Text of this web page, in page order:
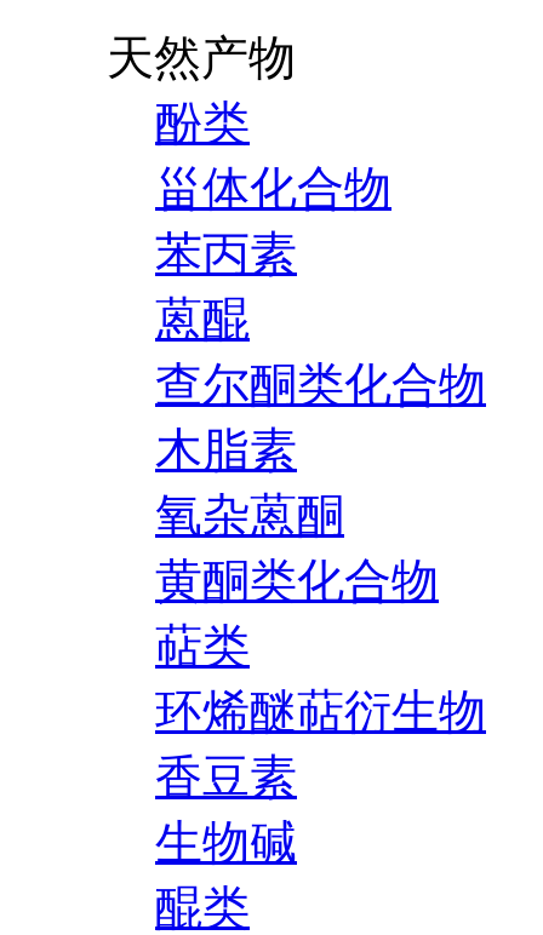
天然产物
酚类
甾体化合物
苯丙素
蒽醌
查尔酮类化合物
木脂素
氧杂蒽酮
黄酮类化合物
萜类
环烯醚萜衍生物
香豆素
生物碱
醌类